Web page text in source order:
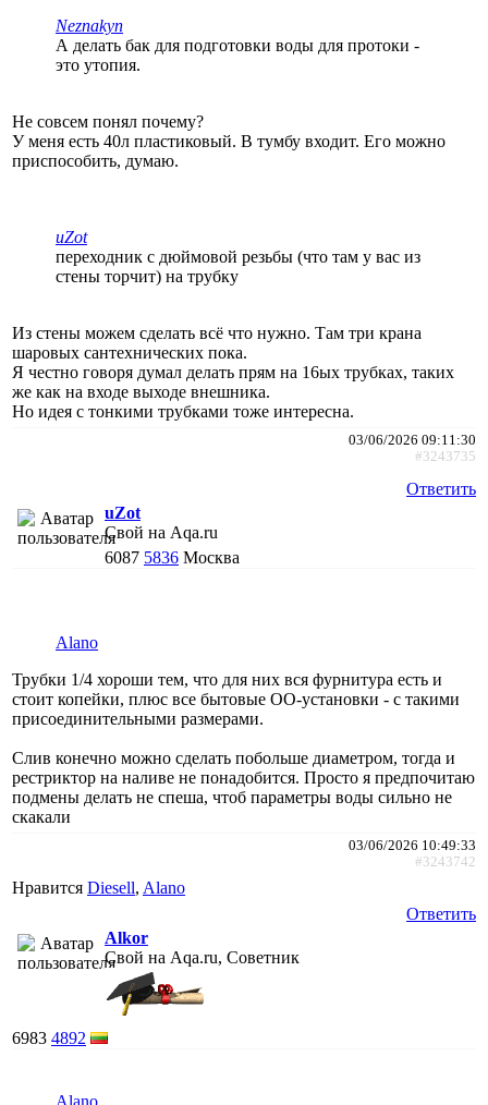
Neznakyn
А делать бак для подготовки воды для протоки -
это утопия.
Не совсем понял почему?
У меня есть 40л пластиковый. В тумбу входит. Его можно
приспособить, думаю.
uZot
переходник с дюймовой резьбы (что там у вас из
стены торчит) на трубку
Из стены можем сделать всё что нужно. Там три крана
шаровых сантехнических пока.
Я честно говоря думал делать прям на 16ых трубках, таких
же как на входе выходе внешника.
Но идея с тонкими трубками тоже интересна.
03/06/2026 09:11:30
#3243735
Ответить
uZot
Свой на Aqa.ru
6087 5836 Москва
Alano
Трубки 1/4 хороши тем, что для них вся фурнитура есть и
стоит копейки, плюс все бытовые ОО-установки - с такими
присоединительными размерами.
Слив конечно можно сделать побольше диаметром, тогда и
рестриктор на наливе не понадобится. Просто я предпочитаю
подмены делать не спеша, чтоб параметры воды сильно не
скакали
03/06/2026 10:49:33
#3243742
Нравится Diesell, Alano
Ответить
Alkor
Свой на Aqa.ru, Советник
6983 4892
Alano